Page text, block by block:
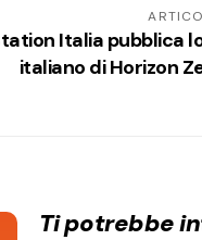
Italia pubblica
italiano di Horizon
Ti potrebbe